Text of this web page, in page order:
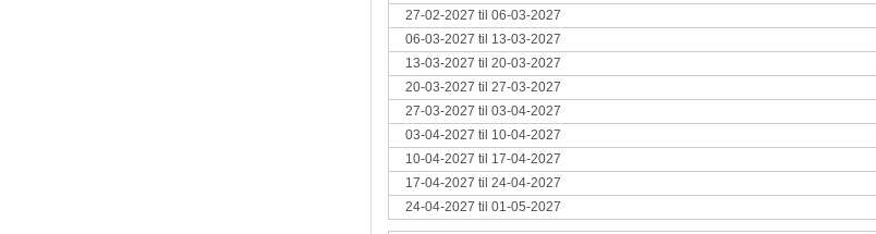
27-02-2027 til 06-03-2027
06-03-2027 til 13-03-2027
13-03-2027 til 20-03-2027
20-03-2027 til 27-03-2027
27-03-2027 til 03-04-2027
03-04-2027 til 10-04-2027
10-04-2027 til 17-04-2027
17-04-2027 til 24-04-2027
24-04-2027 til 01-05-2027